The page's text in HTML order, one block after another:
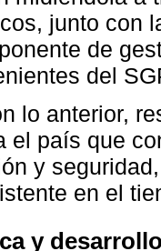
junto con
de
del
lo anterior,
el país que
y
en el
y